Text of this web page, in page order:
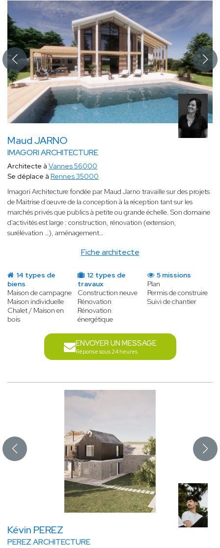
Maud JARNO
IMAGORI ARCHITECTURE
Fiche architecte
Architecte à Vannes 56000
Se déplace à Rennes 35000
Imagori Architecture fondée par Maud Jarno travaille sur des projets
de Maitrise d’œuvre de la conception à la réception tant sur les
marchés privés que publics à petite ou grande échelle. Son domaine
d'activités est large : construction, rénovation (extension,
surélévation …), aménagement…
14 types de
biens
Maison de campagne
Maison individuelle
Chalet / Maison en
bois
12 types de
travaux
Construction neuve
Rénovation
Rénovation
énergétique
5 missions
Plan
Permis de construire
Suivi de chantier
ENVOYER UN MESSAGE
Réponse sous 24 heures
Kévin PEREZ
PEREZ ARCHITECTURE